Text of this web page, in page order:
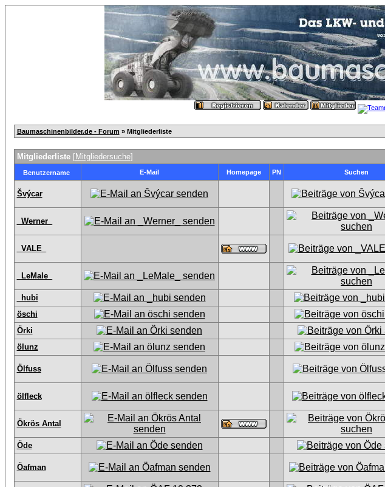
Baumaschinenbilder.de - Forum » Mitgliederliste
Mitgliederliste[Mitgliedersuche]
Benutzername E-Mail Homepage PN Suchen
Švýcar
_Werner_
_VALE_
_LeMale_
_hubi
öschi
Örki
ölunz
Ölfuss
ölfleck
Ökrös Antal
Öde
Öafman